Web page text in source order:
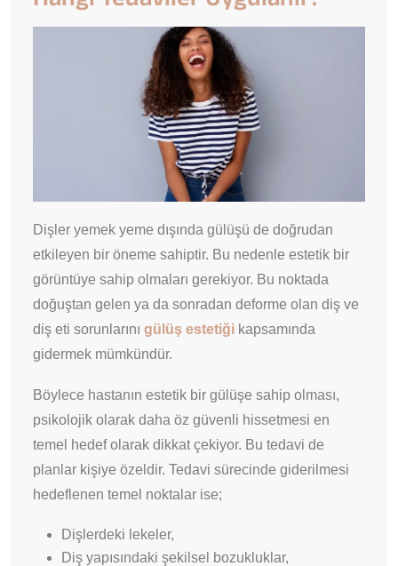
Dişler yemek yeme dışında gülüşü de doğrudan
etkileyen bir öneme sahiptir. Bu nedenle estetik bir
görüntüye sahip olmaları gerekiyor. Bu noktada
doğuştan gelen ya da sonradan deforme olan diş ve
diş eti sorunlarını gülüş estetiği kapsamında
gidermek mümkündür.
Böylece hastanın estetik bir gülüşe sahip olması,
psikolojik olarak daha öz güvenli hissetmesi en
temel hedef olarak dikkat çekiyor. Bu tedavi de
planlar kişiye özeldir. Tedavi sürecinde giderilmesi
hedeflenen temel noktalar ise;
Dişlerdeki lekeler,
Diş yapısındaki şekilsel bozukluklar,